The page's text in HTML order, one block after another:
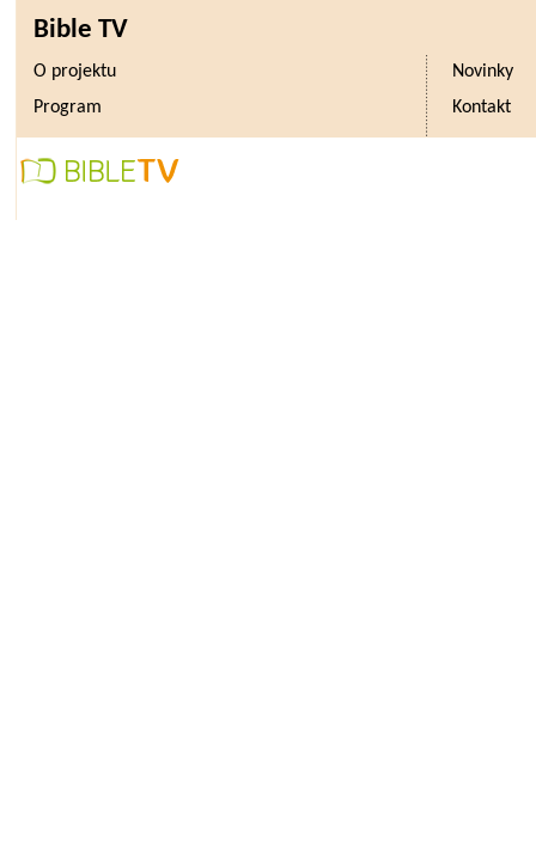
Bible TV
O projektu
Novinky
Program
Kontakt